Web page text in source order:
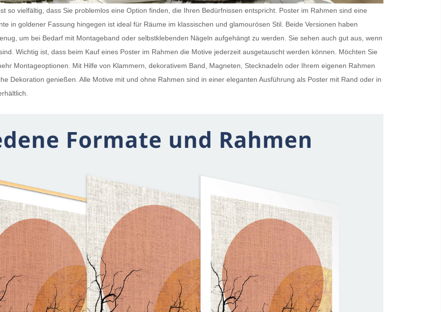
so vielfältig, dass Sie problemlos eine Option finden, die Ihren Bedürfnissen entspricht. Poster im Rahmen sind eine
in goldener Fassung hingegen ist ideal für Räume im klassischen und glamourösen Stil. Beide Versionen haben
um bei Bedarf mit Montageband oder selbstklebenden Nägeln aufgehängt zu werden. Sie sehen auch gut aus, wenn
Wichtig ist, dass beim Kauf eines Poster im Rahmen die Motive jederzeit ausgetauscht werden können. Möchten Sie
Montageoptionen. Mit Hilfe von Klammern, dekorativem Band, Magneten, Stecknadeln oder Ihrem eigenen Rahmen
Dekoration genießen. Alle Motive mit und ohne Rahmen sind in einer eleganten Ausführung als Poster mit Rand oder in